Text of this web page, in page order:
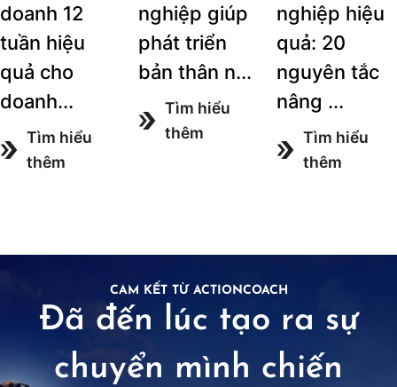
doanh 12
tuần hiệu
quả cho
doanh...
Tìm hiểu
thêm
nghiệp giúp
phát triển
bản thân n...
Tìm hiểu
thêm
nghiệp hiệu
quả: 20
nguyên tắc
nâng ...
Tìm hiểu
thêm
CAM KẾT TỪ ACTIONCOACH
Đã đến lúc tạo ra sự
chuyển mình chiến